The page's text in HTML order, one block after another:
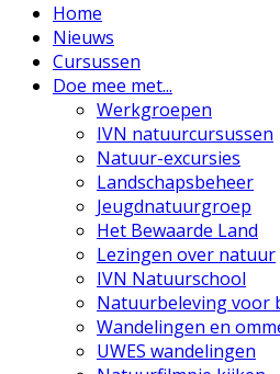
Home
Nieuws
Cursussen
Doe mee met...
Werkgroepen
IVN natuurcursussen
Natuur-excursies
Landschapsbeheer
Jeugdnatuurgroep
Het Bewaarde Land
Lezingen over natuur
IVN Natuurschool
Natuurbeleving voor
Wandelingen en
UWES wandelingen